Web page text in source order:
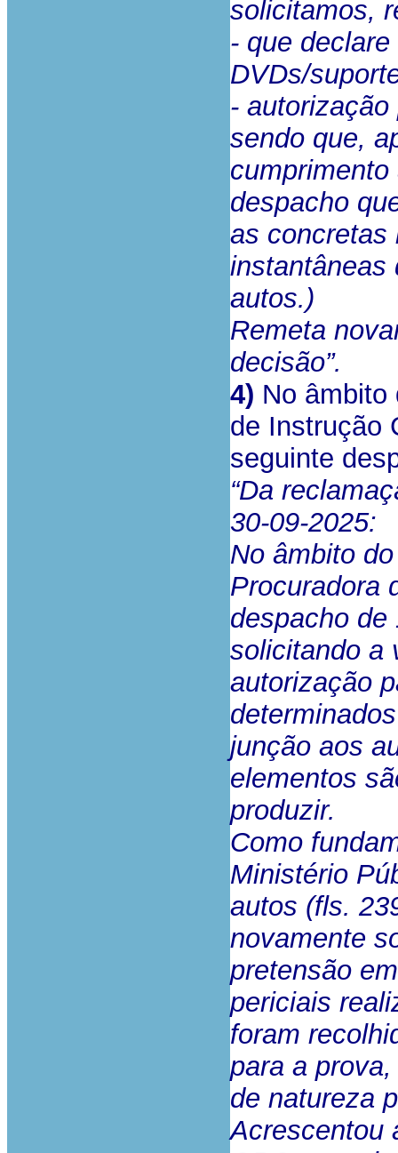
solicitamos,
- que
DVDs/
-
sendo que,
cumprimento
despacho
as concretas
instantâneas
autos.)
Remeta
decisão”.
4) No âmbito
de Instrução
seguinte
“Da
30-09-2025:
No âmbito
Procuradora
despacho de
solicitando a
autorização
junção aos
elementos
produzir.
Como
Ministério
autos (fls.
novamente
pretensão
periciais
foram
para a
de natureza
Acrescentou